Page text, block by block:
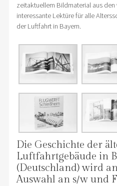
zeitaktuellem Bildmaterial aus den
interessante Lektüre für alle
der Luftfahrt in Bayern.
Die Geschichte der
Luftfahrtgebäude in
(Deutschland) wird
Auswahl an s/w und